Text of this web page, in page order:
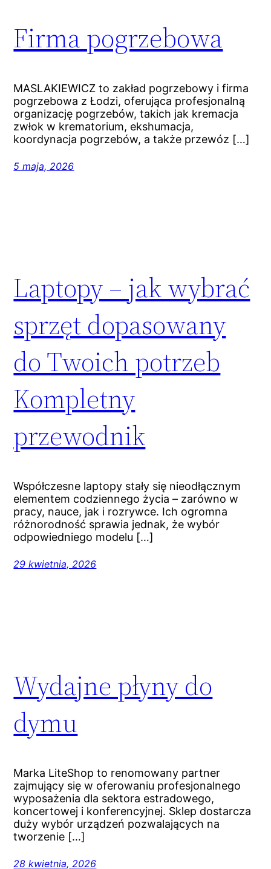
Firma pogrzebowa
MASLAKIEWICZ to zakład pogrzebowy i firma
pogrzebowa z Łodzi, oferująca profesjonalną
organizację pogrzebów, takich jak kremacja
zwłok w krematorium, ekshumacja,
koordynacja pogrzebów, a także przewóz […]
5 maja, 2026
Laptopy – jak wybrać
sprzęt dopasowany
do Twoich potrzeb
Kompletny
przewodnik
Współczesne laptopy stały się nieodłącznym
elementem codziennego życia – zarówno w
pracy, nauce, jak i rozrywce. Ich ogromna
różnorodność sprawia jednak, że wybór
odpowiedniego modelu […]
29 kwietnia, 2026
Wydajne płyny do
dymu
Marka LiteShop to renomowany partner
zajmujący się w oferowaniu profesjonalnego
wyposażenia dla sektora estradowego,
koncertowej i konferencyjnej. Sklep dostarcza
duży wybór urządzeń pozwalających na
tworzenie […]
28 kwietnia, 2026